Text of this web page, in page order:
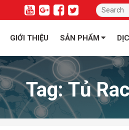
GIỚI THIỆU SẢN PHẨM
Tag:Tủ